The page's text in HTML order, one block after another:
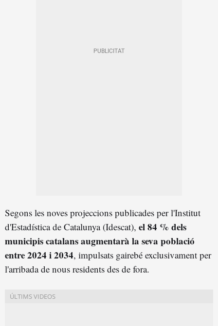
Segons les noves projeccions publicades per l'Institut
d'Estadística de Catalunya (Idescat), el 84 % dels
municipis catalans augmentarà la seva població
entre 2024 i 2034, impulsats gairebé exclusivament per
l'arribada de nous residents des de fora.